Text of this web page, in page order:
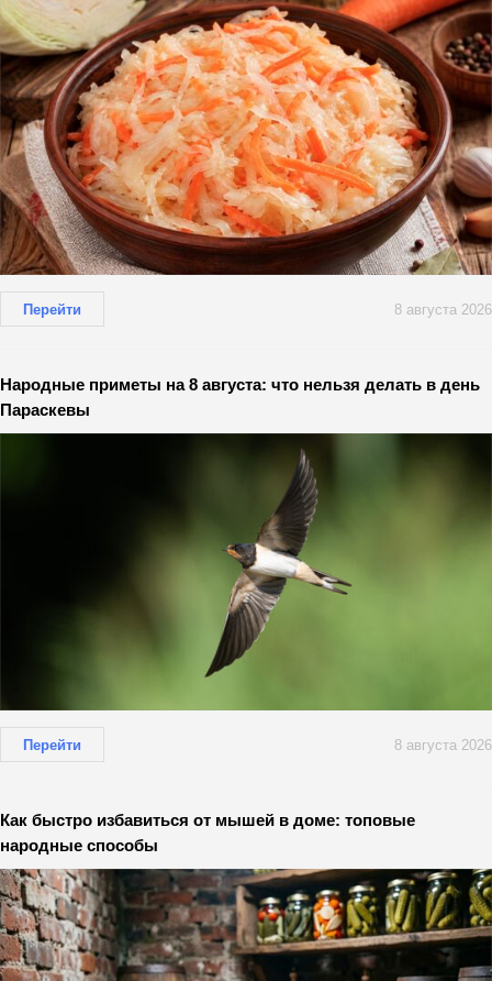
Перейти 8 августа 2026
Народные приметы на 8 августа: что нельзя делать в день
Параскевы
Перейти 8 августа 2026
Как быстро избавиться от мышей в доме: топовые
народные способы